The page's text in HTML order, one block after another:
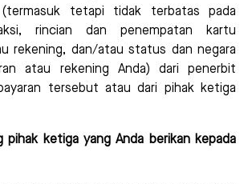
(termasuk tetapi tidak terbatas pada
rincian dan penempatan kartu
rekening, dan/atau status dan negara
atau rekening Anda) dari penerbit
tersebut atau dari pihak ketiga
ketiga yang Anda berikan kepada